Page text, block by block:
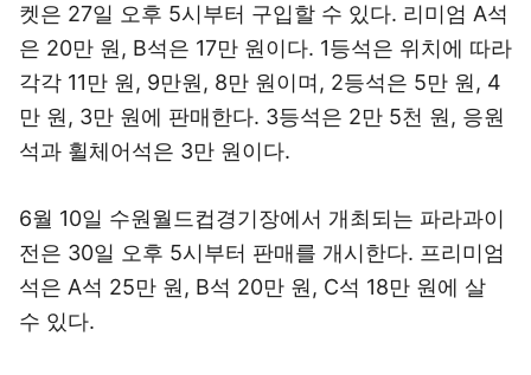
켓은 27일 오후 5시부터 구입할 수 있다. 리미엄 A석
은 20만 원, B석은 17만 원이다. 1등석은 위치에 따라
각각 11만 원, 9만원, 8만 원이며, 2등석은 5만 원, 4
만 원, 3만 원에 판매한다. 3등석은 2만 5천 원, 응원
석과 휠체어석은 3만 원이다.
6월 10일 수원월드컵경기장에서 개최되는 파라과이
전은 30일 오후 5시부터 판매를 개시한다. 프리미엄
석은 A석 25만 원, B석 20만 원, C석 18만 원에 살
수 있다.